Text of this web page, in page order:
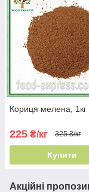
Кориця мелена, 1кг
225 ₴/кг 325 ₴/кг
Купити
Акційні